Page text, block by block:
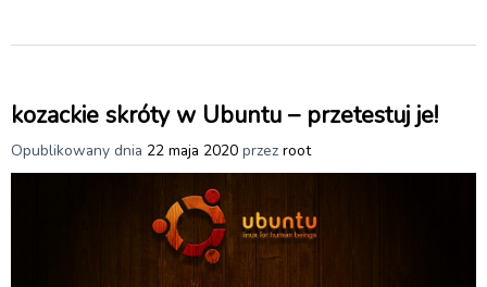
kozackie skróty w Ubuntu – przetestuj je!
Opublikowany dnia 22 maja 2020 przez root